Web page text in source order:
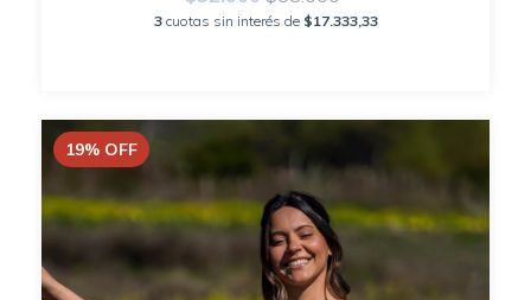
3 cuotas sin interés de $17.333,33
19% OFF